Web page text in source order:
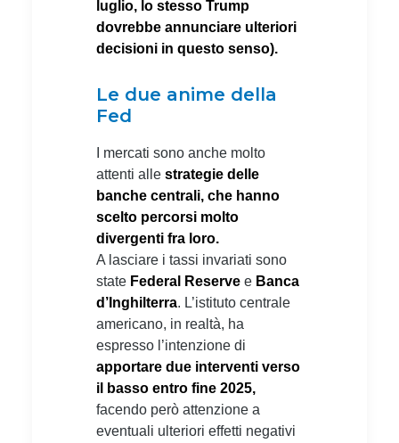
luglio, lo stesso Trump
dovrebbe annunciare ulteriori
decisioni in questo senso).
Le due anime della
Fed
I mercati sono anche molto
attenti alle strategie delle
banche centrali, che hanno
scelto percorsi molto
divergenti fra loro.
A lasciare i tassi invariati sono
state Federal Reserve e Banca
d’Inghilterra. L’istituto centrale
americano, in realtà, ha
espresso l’intenzione di
apportare due interventi verso
il basso entro fine 2025,
facendo però attenzione a
eventuali ulteriori effetti negativi